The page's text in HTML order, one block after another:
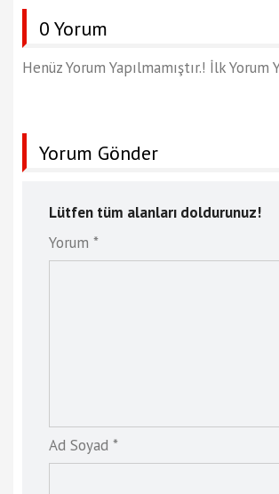
0 Yorum
Henüz Yorum Yapılmamıştır.! İlk Yorum
Yorum Gönder
Lütfen tüm alanları doldurunuz!
Yorum *
Ad Soyad *